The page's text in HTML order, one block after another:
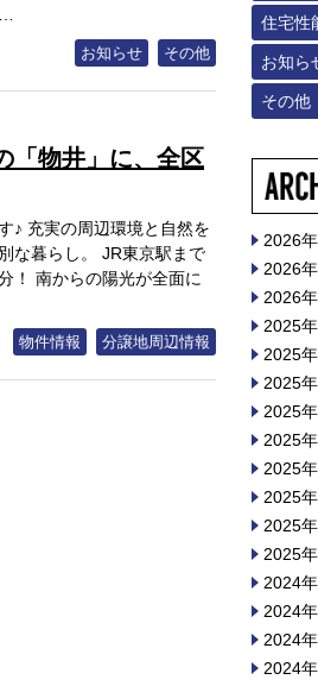
お知らせ その他
「物井」に、全区
♪ 充実の周辺環境と自然を
な暮らし。 JR東京駅まで
！ 南からの陽光が全面に
物件情報 分譲地周辺情報
住宅性
お知ら
その他
2026
2026
2026
2025
2025
2025
2025
2025
2025
2025
2025
2025
2024
2024
2024
2024